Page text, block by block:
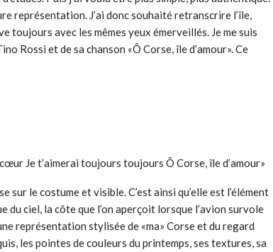
représentation. J’ai donc souhaité retranscrire l’île,
toujours avec les mêmes yeux émerveillés. Je me suis
Rossi et de sa chanson «Ô Corse, île d’amour». Ce
Je t’aimerai toujours toujours Ô Corse, île d’amour»
le costume et visible. C’est ainsi qu’elle est l’élément
du ciel, la côte que l’on aperçoit lorsque l’avion survole
représentation stylisée de «ma» Corse et du regard
les pointes de couleurs du printemps, ses textures, sa